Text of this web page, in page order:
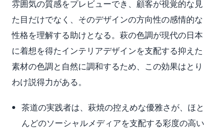
雰囲気の質感をプレビューでき、顧客が視覚的な見
た目だけでなく、そのデザインの方向性の感情的な
性格を理解する助けとなる。萩の色調が現代の日本
に着想を得たインテリアデザインを支配する抑えた
素材の色調と自然に調和するため、この効果はとり
わけ説得力がある。
茶道の実践者は、萩焼の控えめな優雅さが、ほと
んどのソーシャルメディアを支配する彩度の高い